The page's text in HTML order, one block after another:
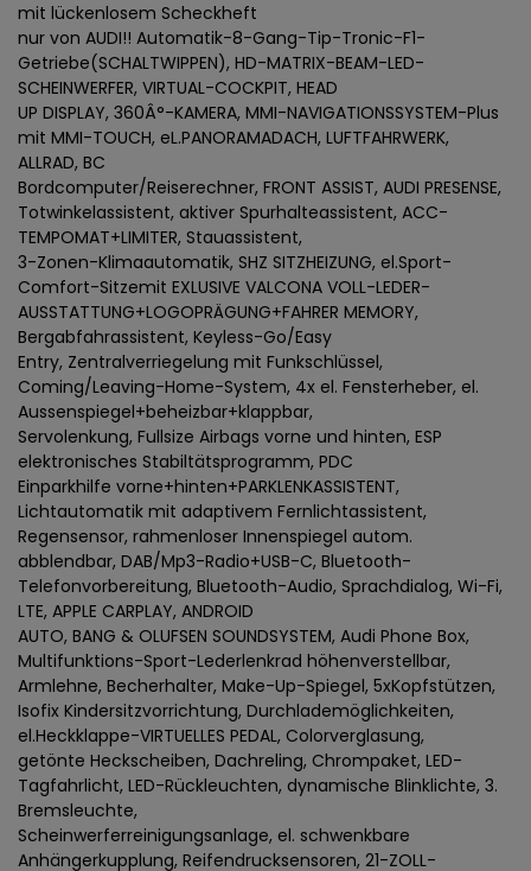
mit lückenlosem Scheckheft
nur von AUDI!! Automatik-8-Gang-Tip-Tronic-F1-
Getriebe(SCHALTWIPPEN), HD-MATRIX-BEAM-LED-
SCHEINWERFER, VIRTUAL-COCKPIT, HEAD
UP DISPLAY, 360Â°-KAMERA, MMI-NAVIGATIONSSYSTEM-Plus
mit MMI-TOUCH, eL.PANORAMADACH, LUFTFAHRWERK,
ALLRAD, BC
Bordcomputer/Reiserechner, FRONT ASSIST, AUDI PRESENSE,
Totwinkelassistent, aktiver Spurhalteassistent, ACC-
TEMPOMAT+LIMITER, Stauassistent,
3-Zonen-Klimaautomatik, SHZ SITZHEIZUNG, el.Sport-
Comfort-Sitzemit EXLUSIVE VALCONA VOLL-LEDER-
AUSSTATTUNG+LOGOPRÄGUNG+FAHRER MEMORY,
Bergabfahrassistent, Keyless-Go/Easy
Entry, Zentralverriegelung mit Funkschlüssel,
Coming/Leaving-Home-System, 4x el. Fensterheber, el.
Aussenspiegel+beheizbar+klappbar,
Servolenkung, Fullsize Airbags vorne und hinten, ESP
elektronisches Stabiltätsprogramm, PDC
Einparkhilfe vorne+hinten+PARKLENKASSISTENT,
Lichtautomatik mit adaptivem Fernlichtassistent,
Regensensor, rahmenloser Innenspiegel autom.
abblendbar, DAB/Mp3-Radio+USB-C, Bluetooth-
Telefonvorbereitung, Bluetooth-Audio, Sprachdialog, Wi-Fi,
LTE, APPLE CARPLAY, ANDROID
AUTO, BANG & OLUFSEN SOUNDSYSTEM, Audi Phone Box,
Multifunktions-Sport-Lederlenkrad höhenverstellbar,
Armlehne, Becherhalter, Make-Up-Spiegel, 5xKopfstützen,
Isofix Kindersitzvorrichtung, Durchlademöglichkeiten,
el.Heckklappe-VIRTUELLES PEDAL, Colorverglasung,
getönte Heckscheiben, Dachreling, Chrompaket, LED-
Tagfahrlicht, LED-Rückleuchten, dynamische Blinklichte, 3.
Bremsleuchte,
Scheinwerferreinigungsanlage, el. schwenkbare
Anhängerkupplung, Reifendrucksensoren, 21-ZOLL-